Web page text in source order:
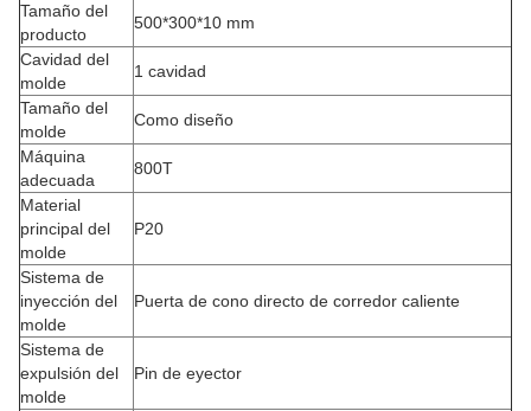
Tamaño del
producto
500*300*10 mm
Cavidad del
molde
1 cavidad
Tamaño del
molde
Como diseño
Máquina
adecuada
800T
Material
principal del
molde
P20
Sistema de
inyección del
molde
Puerta de cono directo de corredor caliente
Sistema de
expulsión del
molde
Pin de eyector